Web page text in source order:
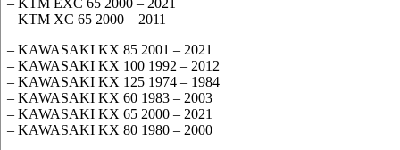
– KTM EXC 65 2000 – 2021
– KTM XC 65 2000 – 2011
– KAWASAKI KX 85 2001 – 2021
– KAWASAKI KX 100 1992 – 2012
– KAWASAKI KX 125 1974 – 1984
– KAWASAKI KX 60 1983 – 2003
– KAWASAKI KX 65 2000 – 2021
– KAWASAKI KX 80 1980 – 2000